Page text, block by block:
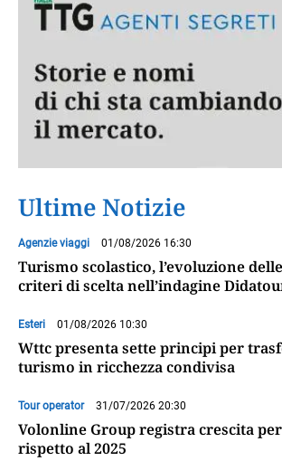
Ultime Notizie
Agenzie viaggi 01/08/2026 16:30
Turismo scolastico, l’evoluzione
criteri di scelta nell’indagine
Esteri 01/08/2026 10:30
Wttc presenta sette principi per
turismo in ricchezza condivisa
Tour operator 31/07/2026 20:30
Volonline Group registra crescita
rispetto al 2025